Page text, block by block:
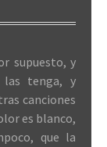
supuesto, y
las tenga, y
canciones
es blanco,
que la